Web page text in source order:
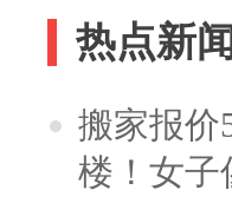
热点新闻
搬家报价
楼！女